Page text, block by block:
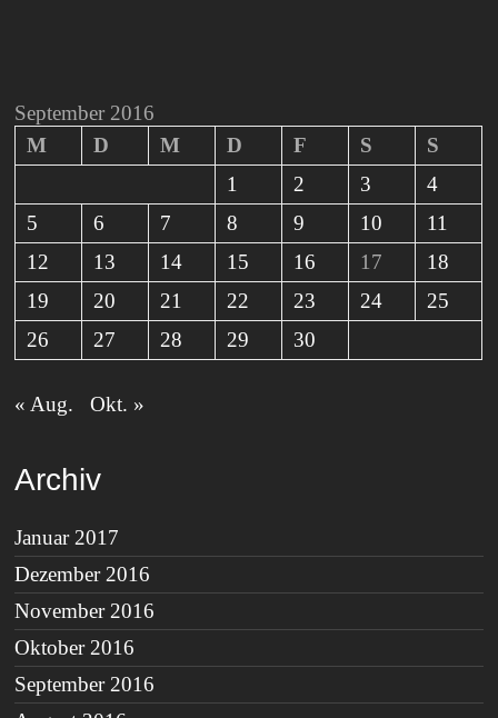
September 2016
M
D M D F S
S
1
2 3
4
5
6 7 8 9 10
11
12
13 14 15 16 17
18
19
20 21 22 23 24
25
26
27 28 29 30
« Aug. Okt. »
Archiv
Januar 2017
Dezember 2016
November 2016
Oktober 2016
September 2016